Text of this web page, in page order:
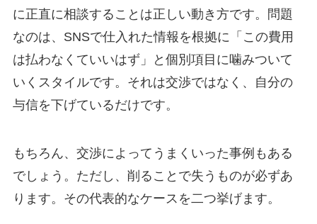
に正直に相談することは正しい動き方です。問題
なのは、SNSで仕入れた情報を根拠に「この費用
は払わなくていいはず」と個別項目に噛みついて
いくスタイルです。それは交渉ではなく、自分の
与信を下げているだけです。
もちろん、交渉によってうまくいった事例もある
でしょう。ただし、削ることで失うものが必ずあ
ります。その代表的なケースを二つ挙げます。